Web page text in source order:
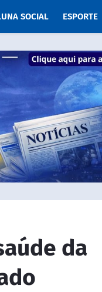
SOCIAL ESPORTE
da